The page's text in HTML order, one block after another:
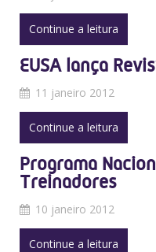
Continue a leitura
EUSA lança
11 janeiro 2012
Continue a leitura
Programa
Treinadores
10 janeiro 2012
Continue a leitura